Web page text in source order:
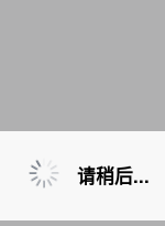
暂无课程，敬请期待
请稍后...